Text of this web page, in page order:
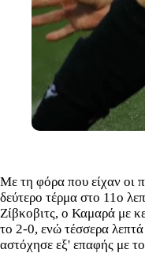
Με τη φόρα που είχαν οι
δεύτερο τέρμα στο 11ο
Ζίβκοβιτς, ο Καμαρά με
το 2-0, ενώ τέσσερα
αστόχησε εξ' επαφής με